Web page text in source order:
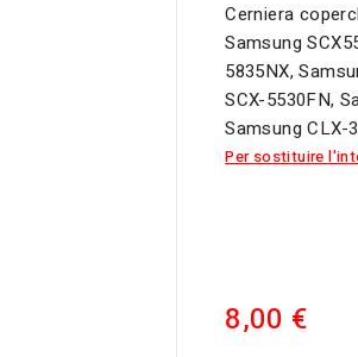
Cerniera
Samsung
5835NX,
SCX-5530FN,
Samsung CLX-
Per sostituire
8,00 €